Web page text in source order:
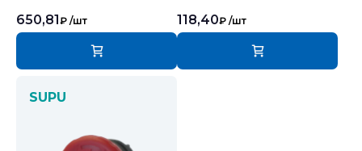
650,81₽ /шт 118,40₽ /шт
SUPU